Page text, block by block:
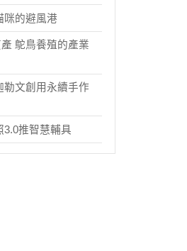
咪的避風港
鴕鳥養殖的產業
勒文創用永續手作
3.0推智慧輔具